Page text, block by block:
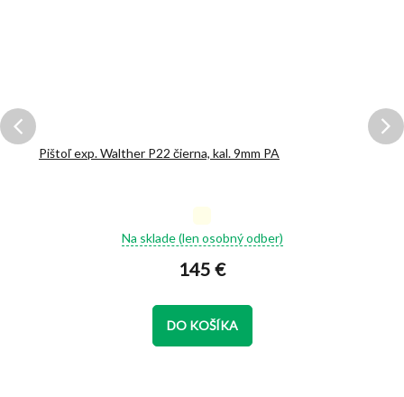
Pištoľ exp. Walther P22 čierna, kal. 9mm PA
hodnotenie
je
z
5
hviezdičiek.
Na sklade (len osobný odber)
145 €
DO KOŠÍKA